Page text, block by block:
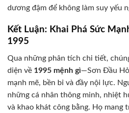
dương đậm để không làm suy yếu
Kết Luận: Khai Phá Sức
1995
Qua những phân tích chi tiết,
diện về 1995 mệnh gì—Sơn Đầu
mạnh mẽ, bền bỉ và đầy nội lực.
những cá nhân thông minh, nhiệt
và khao khát công bằng. Họ mang